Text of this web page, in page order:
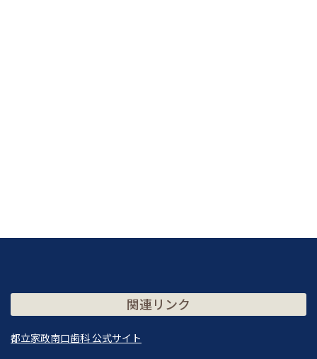
関連リンク
都立家政南口歯科 公式サイト